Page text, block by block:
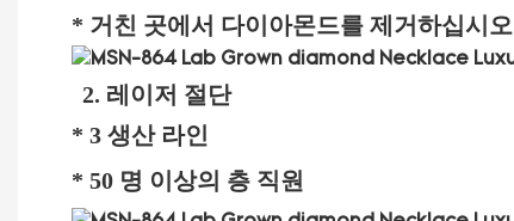
* 거친 곳에서 다이아몬드를 제거하십시오
2. 레이저 절단
* 3 생산 라인
* 50 명 이상의 층 직원